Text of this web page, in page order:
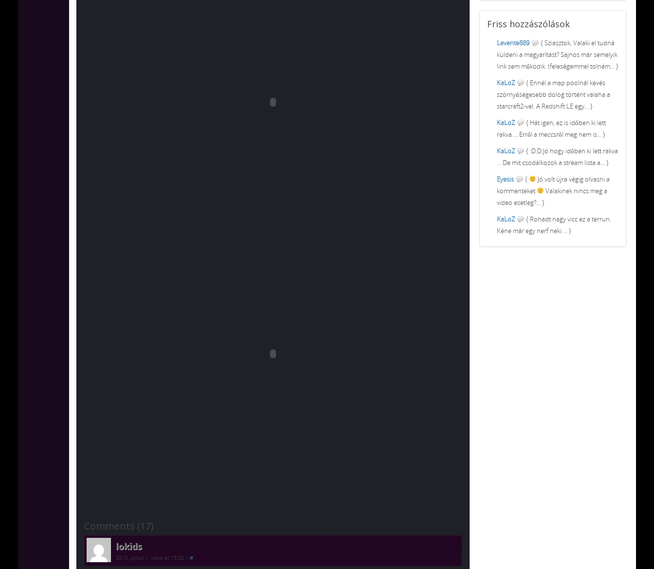
Comments (17)
lokids
2010. június 1. kedd at 15:20 #
Friss hozzászólások
Levente889
{ Sziasztok, Valaki el tudná
küldeni a magyarítást? Sajnos már semelyik
link sem működik. (feleségemmel tolnám... }
KaLoZ
{ Ennél a map poolnál kevés
szörnyűségesebb dolog történt valaha a
starcraft2-vel. A Redshift LE egy... }
KaLoZ
{ Hát igen, ez is időben ki lett
rakva ... Erről a meccsről meg nem is... }
KaLoZ
{ :D:D Jó hogy időben ki lett rakva
... De mit csodálkozok a stream lista a... }
Eyesis
{
Jó volt újra végig olvasni a
kommenteket
Valakinek nincs meg a
video esetleg?... }
KaLoZ
{ Rohadt nagy vicc ez a terrun.
Kéne már egy nerf neki ... }